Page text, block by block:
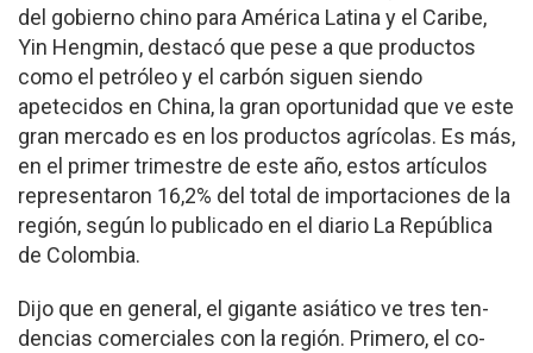
del gobierno chino para América Lati­na y el Caribe,
Yin Heng­min, destacó que pese a que productos
como el petróleo y el carbón si­guen siendo
apetecidos en China, la gran oportuni­dad que ve este
gran mer­cado es en los productos agrícolas. Es más,
en el primer trimestre de este año, estos artículos
re­presentaron 16,2% del to­tal de importaciones de la
región, según lo publicado en el diario La República
de Colombia.
Dijo que en general, el gi­gante asiático ve tres ten­
dencias comerciales con la región. Primero, el co­